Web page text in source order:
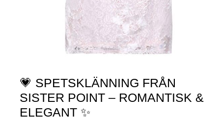
💗 SPETSKLÄNNING FRÅN
SISTER POINT – ROMANTISK &
ELEGANT ✨